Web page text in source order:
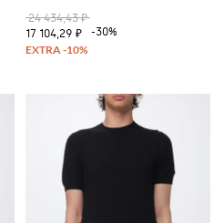
24 434,43 ₽
17 104,29 ₽
-30%